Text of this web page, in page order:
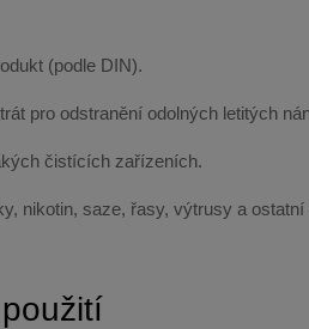
(podle DIN).
pro odstranění odolných letitých
čistících zařízeních.
nikotin, saze, řasy, výtrusy a